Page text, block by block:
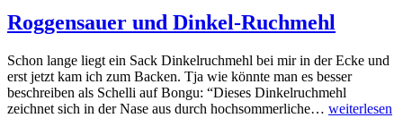
Roggensauer und Dinkel-Ruchmehl
Schon lange liegt ein Sack Dinkelruchmehl bei mir in der Ecke und
erst jetzt kam ich zum Backen. Tja wie könnte man es besser
beschreiben als Schelli auf Bongu: “Dieses Dinkelruchmehl
zeichnet sich in der Nase aus durch hochsommerliche… weiterlesen